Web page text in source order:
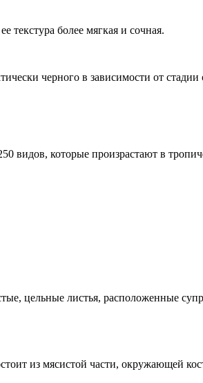
текстура более мягкая и сочная.
черного в зависимости от стадии
видов, которые произрастают в
цельные листья, расположенные
из мясистой части, окружающей